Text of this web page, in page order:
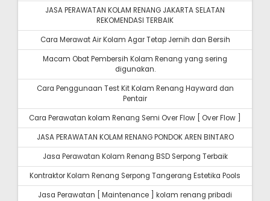
JASA PERAWATAN KOLAM RENANG JAKARTA SELATAN
REKOMENDASI TERBAIK
Cara Merawat Air Kolam Agar Tetap Jernih dan Bersih
Macam Obat Pembersih Kolam Renang yang sering
digunakan.
Cara Penggunaan Test Kit Kolam Renang Hayward dan
Pentair
Cara Perawatan kolam Renang Semi Over Flow [ Over Flow ]
JASA PERAWATAN KOLAM RENANG PONDOK AREN BINTARO
Jasa Perawatan Kolam Renang BSD Serpong Terbaik
Kontraktor Kolam Renang Serpong Tangerang Estetika Pools
Jasa Perawatan [ Maintenance ] kolam renang pribadi